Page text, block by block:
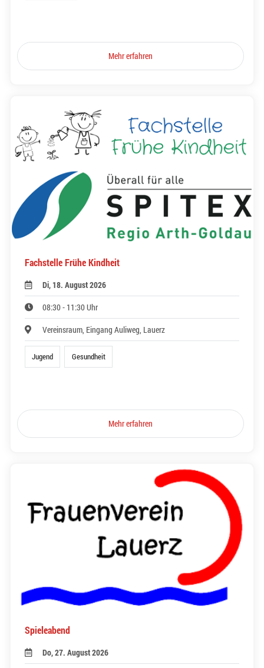
Mehr erfahren
Fachstelle Frühe Kindheit
Di, 18. August 2026
08:30 - 11:30 Uhr
Vereinsraum, Eingang Auliweg, Lauerz
Jugend Gesundheit
Mehr erfahren
Spieleabend
Do, 27. August 2026